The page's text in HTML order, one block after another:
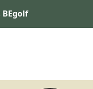
BEgolf